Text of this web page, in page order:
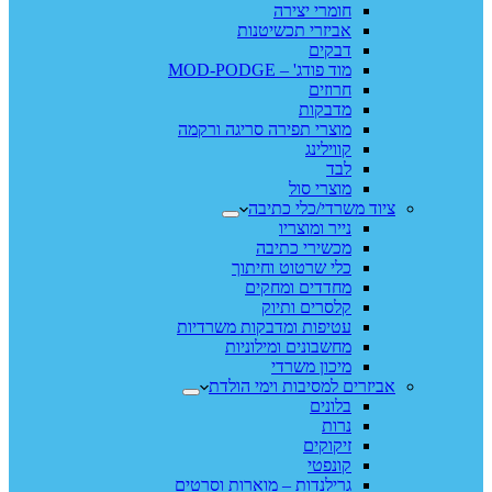
חומרי יצירה
אביזרי תכשיטנות
דבקים
מוד פודג' – MOD-PODGE
חרוזים
מדבקות
מוצרי תפירה סריגה ורקמה
קווילינג
לבד
מוצרי סול
ציוד משרדי/כלי כתיבה
נייר ומוצריו
מכשירי כתיבה
כלי שרטוט וחיתוך
מחדדים ומחקים
קלסרים ותיוק
עטיפות ומדבקות משרדיות
מחשבונים ומילוניות
מיכון משרדי
אביזרים למסיבות וימי הולדת
בלונים
נרות
זיקוקים
קונפטי
גרילנדות – מוארות וסרטים